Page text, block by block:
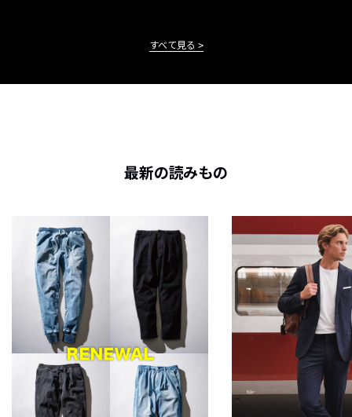
すべて見る
最新の読みもの